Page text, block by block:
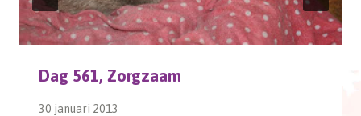
Dag 561, Zorgzaam
30 januari 2013